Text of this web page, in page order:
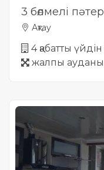
3 бөлмелі
Ақтау
4 қабатты үйдін
жалпы